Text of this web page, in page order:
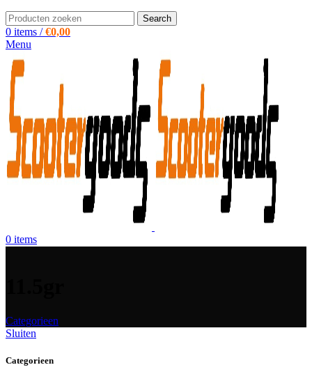
Search
0 items / €0,00
Menu
0 items
Categorieen
Sluiten
Categorieen